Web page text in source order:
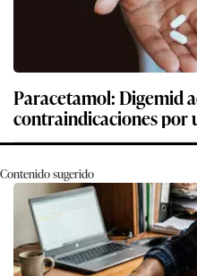
Paracetamol: Digemid
contraindicaciones por
Contenido sugerido